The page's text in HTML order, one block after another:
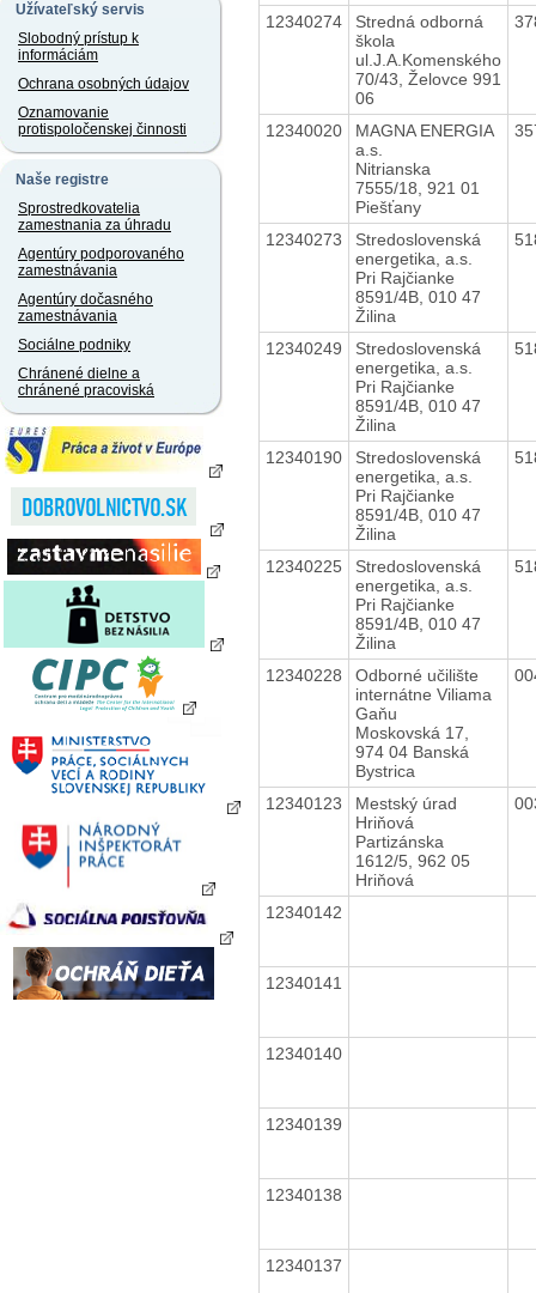
Užívateľský servis
Slobodný prístup k
informáciám
Ochrana osobných údajov
Oznamovanie
protispoločenskej činnosti
Naše registre
Sprostredkovatelia
zamestnania za úhradu
Agentúry podporovaného
zamestnávania
Agentúry dočasného
zamestnávania
Sociálne podniky
Chránené dielne a
chránené pracoviská
12340274
Stredná odborná
škola
ul.J.A.Komenského
70/43, Želovce 991
06
12340020
MAGNA ENERGIA
a.s.
Nitrianska
7555/18, 921 01
Piešťany
12340273
Stredoslovenská
energetika, a.s.
Pri Rajčianke
8591/4B, 010 47
Žilina
12340249
Stredoslovenská
energetika, a.s.
Pri Rajčianke
8591/4B, 010 47
Žilina
12340190
Stredoslovenská
energetika, a.s.
Pri Rajčianke
8591/4B, 010 47
Žilina
12340225
Stredoslovenská
energetika, a.s.
Pri Rajčianke
8591/4B, 010 47
Žilina
12340228
Odborné učilište
internátne Viliama
Gaňu
Moskovská 17,
974 04 Banská
Bystrica
12340123
Mestský úrad
Hriňová
Partizánska
1612/5, 962 05
Hriňová
12340142
12340141
12340140
12340139
12340138
12340137